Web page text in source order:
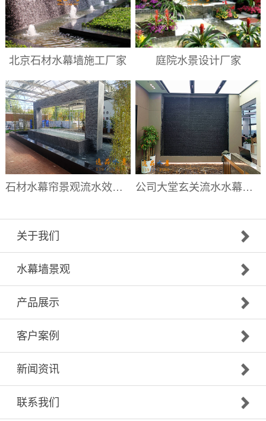
北京石材水幕墙施工厂家 庭院水景设计厂家
石材水幕帘景观流水效果|水幕帘厂家 公司大堂玄关流水水幕墙|大堂流水背景墙厂家
关于我们
水幕墙景观
产品展示
客户案例
新闻资讯
联系我们